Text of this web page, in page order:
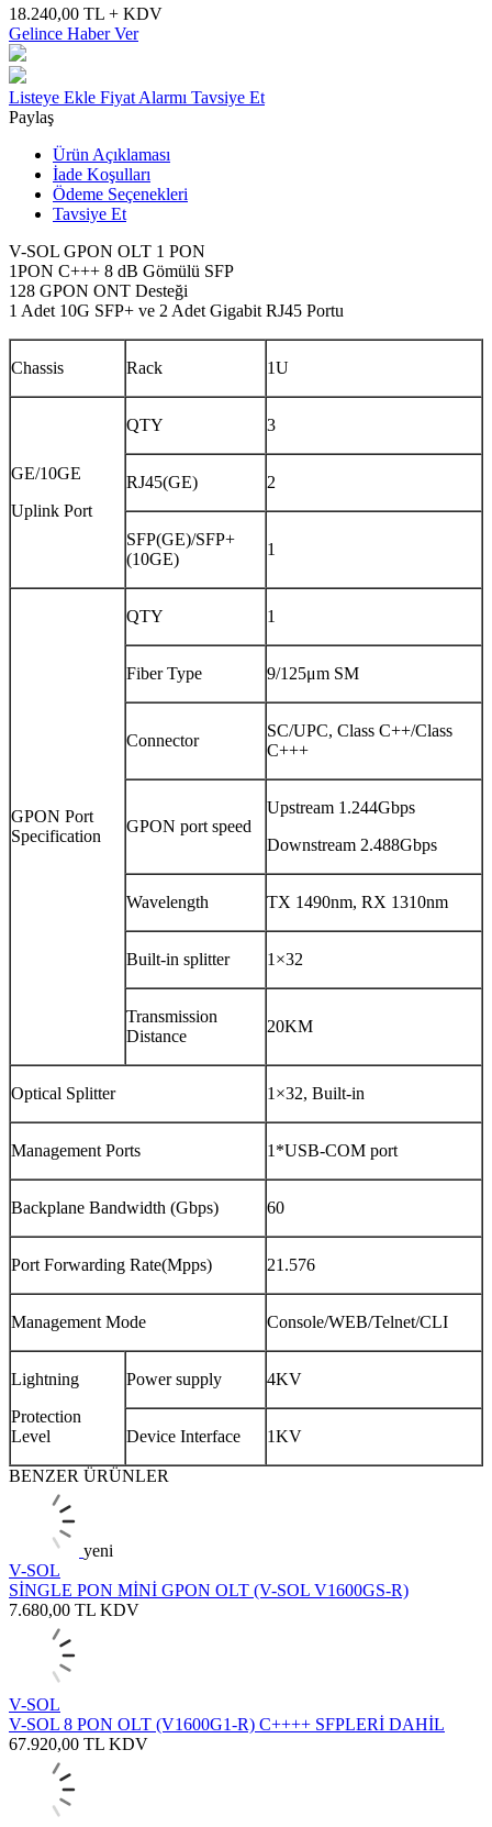
18.240,00 TL + KDV
Gelince Haber Ver
Listeye Ekle Fiyat Alarmı Tavsiye Et
Paylaş
Ürün Açıklaması
İade Koşulları
Ödeme Seçenekleri
Tavsiye Et
V-SOL GPON OLT 1 PON
1PON C+++ 8 dB Gömülü SFP
128 GPON ONT Desteği
1 Adet 10G SFP+ ve 2 Adet Gigabit RJ45 Portu
Chassis Rack 1U
GE/10GE
Uplink Port
QTY 3
RJ45(GE) 2
SFP(GE)/SFP+
(10GE)
1
GPON Port
Specification
QTY 1
Fiber Type 9/125μm SM
Connector
SC/UPC, Class C++/Class
C+++
GPON port speed
Upstream 1.244Gbps
Downstream 2.488Gbps
Wavelength TX 1490nm, RX 1310nm
Built-in splitter 1×32
Transmission
Distance
20KM
Optical Splitter 1×32, Built-in
Management Ports 1*USB-COM port
Backplane Bandwidth (Gbps) 60
Port Forwarding Rate(Mpps) 21.576
Management Mode Console/WEB/Telnet/CLI
Lightning
Protection
Level
Power supply 4KV
Device Interface 1KV
BENZER ÜRÜNLER
yeni
V-SOL
SİNGLE PON MİNİ GPON OLT (V-SOL V1600GS-R)
7.680,00 TL KDV
V-SOL
V-SOL 8 PON OLT (V1600G1-R) C++++ SFPLERİ DAHİL
67.920,00 TL KDV